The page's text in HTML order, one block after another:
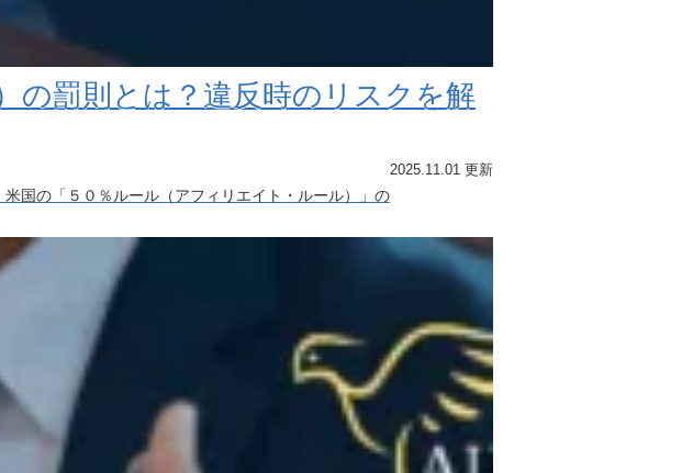
の罰則とは？違反時のリスクを解
2025.11.01 更新
国の「５０％ルール（アフィリエイト・ルール）」の